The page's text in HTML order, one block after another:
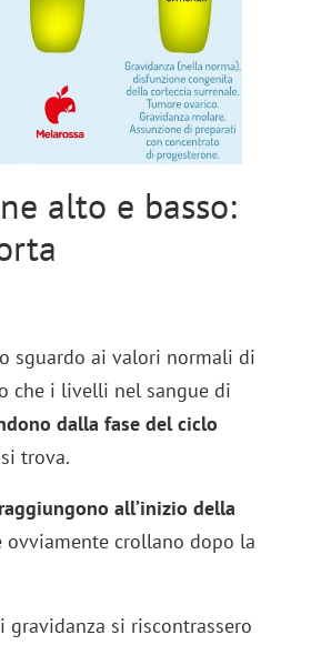
alto e basso:
sguardo ai valori normali di
che i livelli nel sangue di
dalla fase del ciclo
trova.
all’inizio della
ovviamente crollano dopo la
gravidanza si riscontrassero